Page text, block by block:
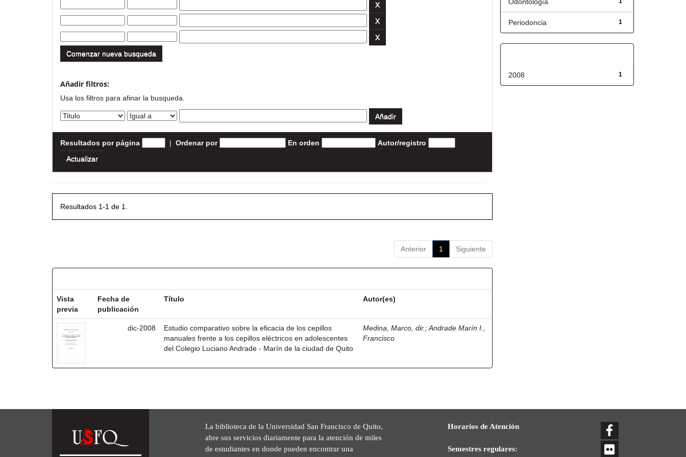
Comenzar nueva busqueda
Añadir filtros:
Usa los filtros para afinar la busqueda.
Resultados por página | Ordenar por En orden Autor/registro
Resultados 1-1 de 1.
Anterior 1 Siguiente
Vista
previa
Fecha de
publicación
Título Autor(es)
dic-2008
Estudio comparativo sobre la eficacia de los cepillos
manuales frente a los cepillos eléctricos en adolescentes
del Colegio Luciano Andrade - Marín de la ciudad de Quito
Medina, Marco, dir. ;Andrade Marín I.,
Francisco
1
Periodoncia
1
2008
La biblioteca de la Universidad San Francisco de Quito,
abre sus servicios diariamente para la atención de miles
de estudiantes en donde pueden encontrar una
Horarios de Atención
Semestres regulares: